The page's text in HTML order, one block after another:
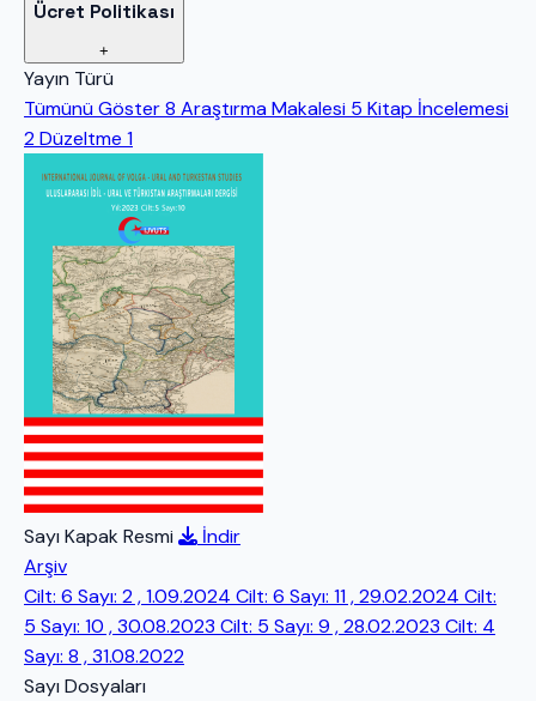
Ücret Politikası
+
Yayın Türü
Tümünü Göster8 Araştırma Makalesi 5 Kitap İncelemesi
2Düzeltme 1
Sayı Kapak Resmi
İndir
Arşiv
Cilt: 6 Sayı: 2 , 1.09.2024 Cilt: 6 Sayı: 11 , 29.02.2024 Cilt:
5 Sayı: 10 , 30.08.2023 Cilt: 5 Sayı: 9 , 28.02.2023 Cilt: 4
Sayı: 8 , 31.08.2022
Sayı Dosyaları